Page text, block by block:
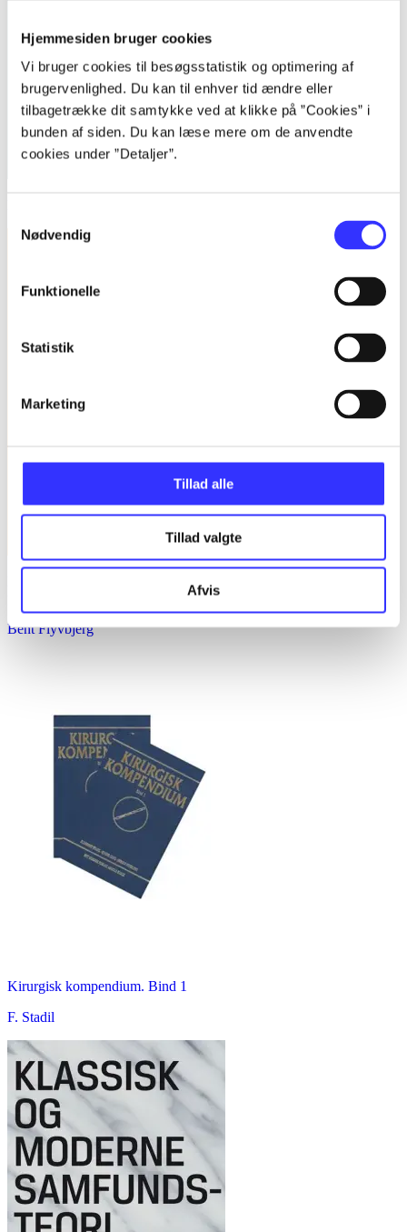
Hjemmesiden bruger cookies
Vi bruger cookies til besøgsstatistik og optimering af
brugervenlighed. Du kan til enhver tid ændre eller
tilbagetrække dit samtykke ved at klikke på ”Cookies” i
bunden af siden. Du kan læse mere om de anvendte
cookies under ”Detaljer”.
Nødvendig
Funktionelle
Statistik
Marketing
Tillad alle
Tillad valgte
Afvis
Få store ting gjort : forskellen mellem succes og fiasko i alle slags
Bent Flyvbjerg
Kirurgisk kompendium. Bind 1
F. Stadil